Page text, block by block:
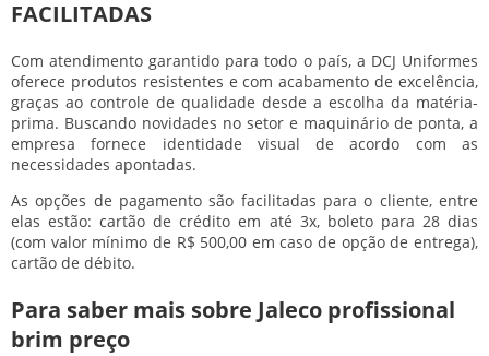
FACILITADAS
Com atendimento garantido para todo o país, a DCJ Uniformes
oferece produtos resistentes e com acabamento de excelência,
graças ao controle de qualidade desde a escolha da matéria-
prima. Buscando novidades no setor e maquinário de ponta, a
empresa fornece identidade visual de acordo com as
necessidades apontadas.
As opções de pagamento são facilitadas para o cliente, entre
elas estão: cartão de crédito em até 3x, boleto para 28 dias
(com valor mínimo de R$ 500,00 em caso de opção de entrega),
cartão de débito.
Para saber mais sobre Jaleco profissional
brim preço